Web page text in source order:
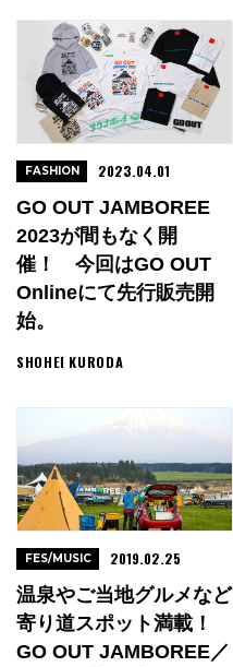
GO OUT JAMBOREE
2023が間もなく開
催！ 今回はGO OUT
Onlineにて先行販売開
始。
SHOHEI KURODA
FASHION 2023.04.01
温泉やご当地グルメなど
寄り道スポット満載！
GO OUT JAMBOREE／
FES/MUSIC 2019.02.25